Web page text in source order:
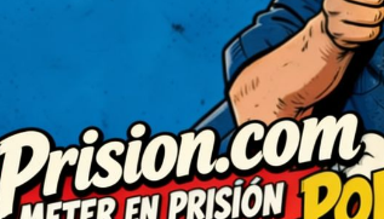
día. No puedo dejar
final, es
gracias.